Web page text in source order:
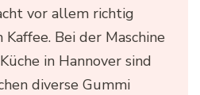
vor allem richtig
Kaffee. Bei der Maschine
in Hannover sind
diverse Gummi